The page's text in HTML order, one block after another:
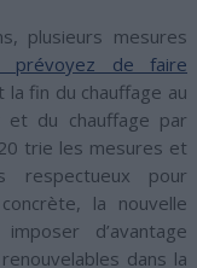
plusieurs mesures
prévoyez de faire
fin du chauffage au
du chauffage par
trie les mesures et
respectueux pour
la nouvelle
d’avantage
dans la